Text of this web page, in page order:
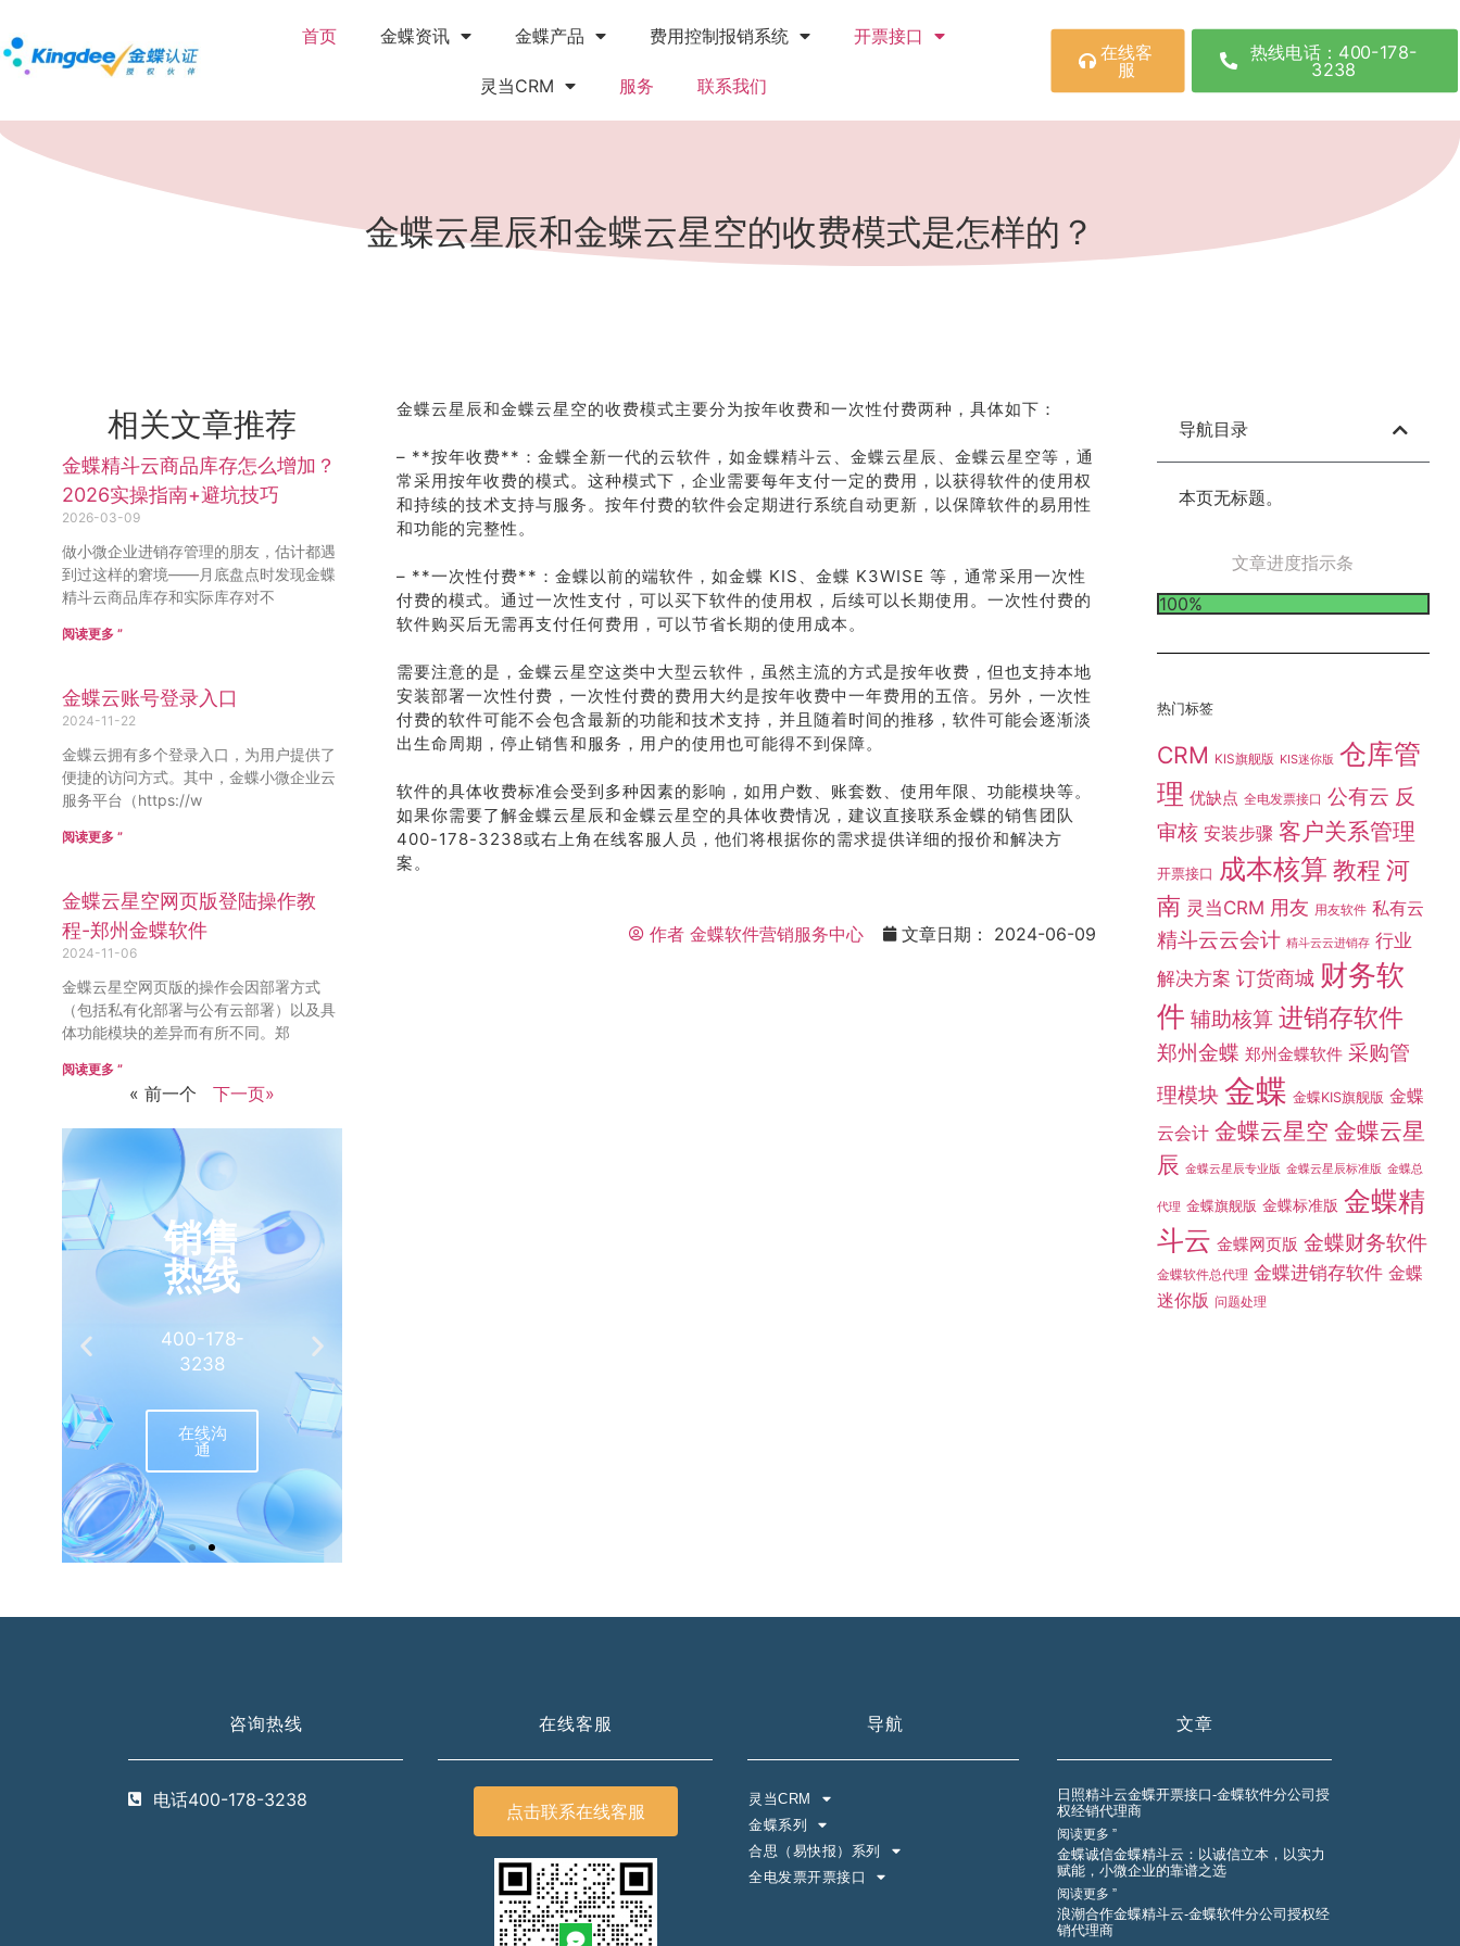
首页 金蝶资讯 金蝶产品 费用控制报销系统 开票接口
灵当CRM 服务 联系我们
在线客
服
热线电话：400-178-
3238
金蝶云星辰和金蝶云星空的收费模式是怎样的？
相关文章推荐
金蝶精斗云商品库存怎么增加？
2026实操指南+避坑技巧
2026-03-09
做小微企业进销存管理的朋友，估计都遇
到过这样的窘境——月底盘点时发现金蝶
精斗云商品库存和实际库存对不
阅读更多 ”
金蝶云账号登录入口
2024-11-22
金蝶云拥有多个登录入口，为用户提供了
便捷的访问方式。其中，金蝶小微企业云
服务平台（https://w
阅读更多 ”
金蝶云星空网页版登陆操作教
程-郑州金蝶软件
2024-11-06
金蝶云星空网页版的操作会因部署方式
（包括私有化部署与公有云部署）以及具
体功能模块的差异而有所不同。郑
阅读更多 ”
« 前一个 下一页»
销售
热线
400-178-
3238
在线沟
通
金蝶云星辰和金蝶云星空的收费模式主要分为按年收费和一次性付费两种，具体如下：
– **按年收费**：金蝶全新一代的云软件，如金蝶精斗云、金蝶云星辰、金蝶云星空等，通
常采用按年收费的模式。这种模式下，企业需要每年支付一定的费用，以获得软件的使用权
和持续的技术支持与服务。按年付费的软件会定期进行系统自动更新，以保障软件的易用性
和功能的完整性。
– **一次性付费**：金蝶以前的端软件，如金蝶 KIS、金蝶 K3WISE 等，通常采用一次性
付费的模式。通过一次性支付，可以买下软件的使用权，后续可以长期使用。一次性付费的
软件购买后无需再支付任何费用，可以节省长期的使用成本。
需要注意的是，金蝶云星空这类中大型云软件，虽然主流的方式是按年收费，但也支持本地
安装部署一次性付费，一次性付费的费用大约是按年收费中一年费用的五倍。另外，一次性
付费的软件可能不会包含最新的功能和技术支持，并且随着时间的推移，软件可能会逐渐淡
出生命周期，停止销售和服务，用户的使用也可能得不到保障。
软件的具体收费标准会受到多种因素的影响，如用户数、账套数、使用年限、功能模块等。
如果你需要了解金蝶云星辰和金蝶云星空的具体收费情况，建议直接联系金蝶的销售团队
400-178-3238或右上角在线客服人员，他们将根据你的需求提供详细的报价和解决方
案。
作者金蝶软件营销服务中心 文章日期： 2024-06-09
导航目录
本页无标题。
文章进度指示条
100%
热门标签
CRM KIS旗舰版 KIS迷你版 仓库管
理 优缺点 全电发票接口 公有云 反
审核 安装步骤 客户关系管理
开票接口 成本核算 教程 河
南 灵当CRM 用友 用友软件 私有云
精斗云云会计 精斗云云进销存 行业
解决方案 订货商城 财务软
件 辅助核算 进销存软件
郑州金蝶 郑州金蝶软件 采购管
理模块 金蝶 金蝶KIS旗舰版 金蝶
云会计 金蝶云星空 金蝶云星
辰 金蝶云星辰专业版 金蝶云星辰标准版 金蝶总
代理 金蝶旗舰版 金蝶标准版 金蝶精
斗云 金蝶网页版 金蝶财务软件
金蝶软件总代理 金蝶进销存软件 金蝶
迷你版 问题处理
咨询热线
电话400-178-3238
在线客服
点击联系在线客服
导航
灵当CRM
金蝶系列
合思（易快报）系列
全电发票开票接口
文章
日照精斗云金蝶开票接口-金蝶软件分公司授
权经销代理商
阅读更多 ”
金蝶诚信金蝶精斗云：以诚信立本，以实力
赋能，小微企业的靠谱之选
阅读更多 ”
浪潮合作金蝶精斗云-金蝶软件分公司授权经
销代理商